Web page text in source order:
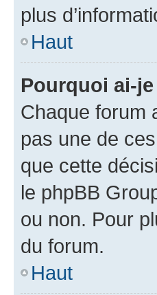
plus
Haut
Pourquoi ai-
Chaque forum
pas une de
que cette
le phpBB
ou non. Pour
du forum.
Haut